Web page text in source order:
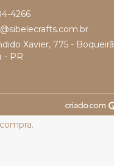
4266
Xavier, 775 -
- PR